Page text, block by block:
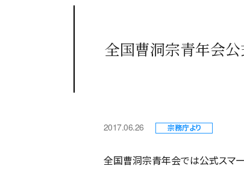
全国曹洞宗青年会
2017.06.26 宗務庁より
全国曹洞宗青年会では公式スマー